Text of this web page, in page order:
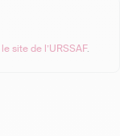
le site de l’URSSAF.